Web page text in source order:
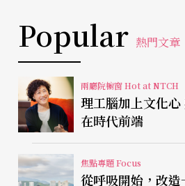
Popular 熱門文章
兩廳院櫥窗 Hot at NTCH
理工腦加上文化心 期許讓老店走
在時代前端
焦點專題 Focus
從呼吸開始，改造